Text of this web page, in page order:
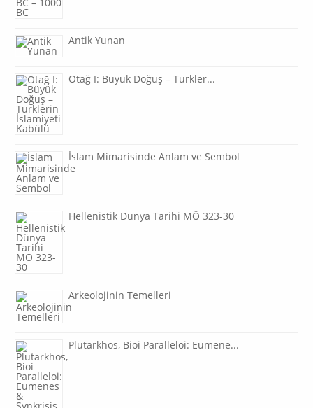
Antik Yunan
Otağ I: Büyük Doğuş – Türkler...
İslam Mimarisinde Anlam ve Sembol
Hellenistik Dünya Tarihi MÖ 323-30
Arkeolojinin Temelleri
Plutarkhos, Bioi Paralleloi: Eumene...